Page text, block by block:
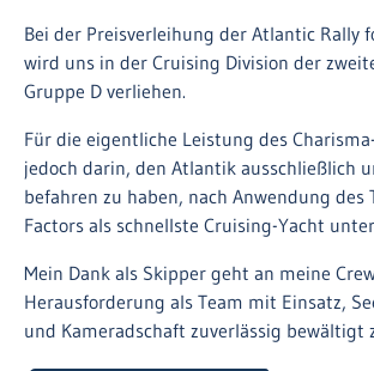
Bei der Preisverleihung der Atlantic Rally
wird uns in der Cruising Division der
Gruppe D verliehen.
Für die eigentliche Leistung des
jedoch darin, den Atlantik ausschließlich
befahren zu haben, nach Anwendung des
Factors als schnellste Cruising-Yacht
Mein Dank als Skipper geht an meine
Herausforderung als Team mit Einsatz,
und Kameradschaft zuverlässig bewältigt